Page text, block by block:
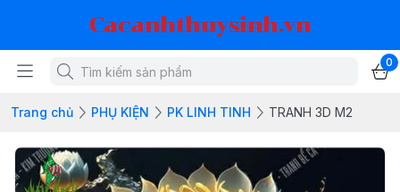
Cacanhthuysinh.vn
0
Trang chủ PHỤ KIỆN PK LINH TINH TRANH 3D M2